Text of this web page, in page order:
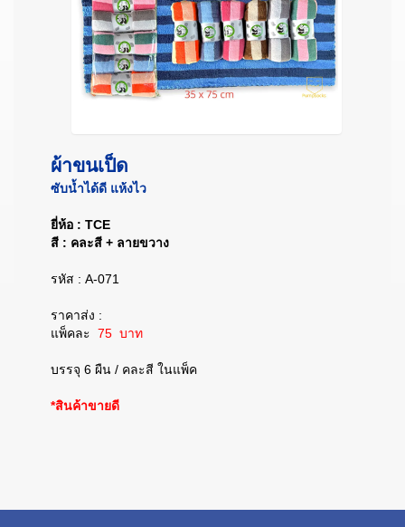
ผ้าขนเป็ด
ซับน้ำได้ดี แห้งไว
ยี่ห้อ : TCE
สี : คละสี + ลายขวาง
รหัส : A-071
ราคาส่ง :
แพ็คละ 75 บาท
บรรจุ 6 ผืน / คละสี ในแพ็ค
*สินค้าขายดี